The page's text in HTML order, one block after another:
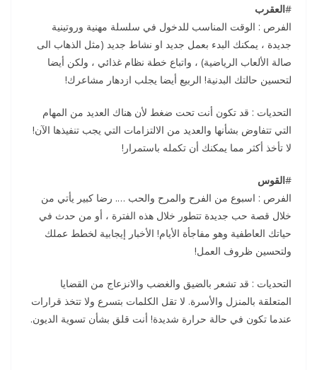
#العقرب
الفرص : الوقت المناسب للدخول في سلسلة مهنية وروتينية
جديدة ، يمكنك البدء بعمل جديد او نشاط جديد (مثل الذهاب الى
صالة الألعاب الرياضية) ، واتباع خطة نظام غذائي ، ولكن أيضا
لتحسين حالتك البدنية! الربيع أيضا يجلب ازدهار مشاعرك!
التحديات : قد تكون أنت تحت ضغط لأن هناك العديد من المهام
التي تتفاوض بشأنها والعديد من الالتزامات التي يجب تنفيذها الآن!
لا تأخذ أكثر مما يمكنك أن تكمله باستمرار!
#القوس
الفرص : اسبوع من الفرح والمرح والحب …. رضا كبير يأتي من
خلال قصة حب جديدة تتطور خلال هذه الفترة ، أو من حدث في
حياتك العاطفية وهو مفاجأة الأيام! الأخبار إيجابية لخطط عملك
ولتحسين ظروف العمل!
التحديات : قد تشعر بالضيق والغضب والانزعاج من القضايا
المتعلقة بالمنزل والأسرة. لا تقل الكلمات بتسرع ولا تتخذ قرارات
عندما تكون في حالة حرارة شديدة! أنت قلق بشأن تسوية الديون.